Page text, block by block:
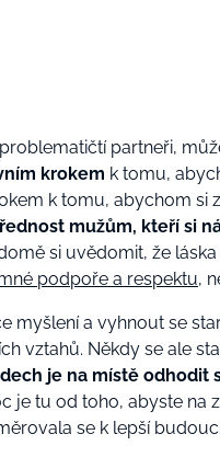
partneři,
krokem k tomu,
k tomu, abychom si
mužům, kteří si
si uvědomit, že
podpoře a respektu,
myšlení a vyhnout se
vztahů. Někdy se ale
je na místě odhodit
je tu od toho, abyste na
se k lepší